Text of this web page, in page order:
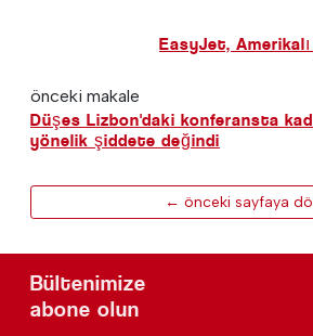
EasyJet,
önceki makale
Düşes Lizbon'daki konferansta
yönelik şiddete değindi
← önceki sayfaya
Bültenimize
abone olun